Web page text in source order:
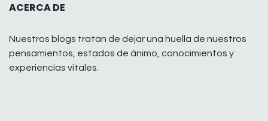
ACERCA DE
Nuestros blogs tratan de dejar una huella de nuestros
pensamientos, estados de ánimo, conocimientos y
experiencias vitales.